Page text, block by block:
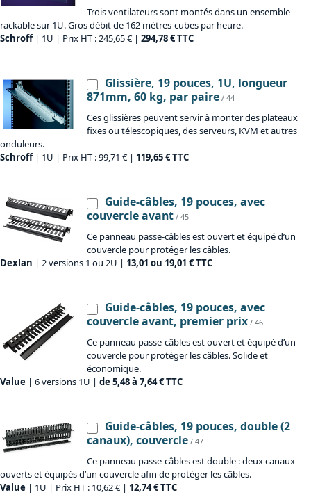
Trois ventilateurs sont montés dans un ensemble
rackable sur 1U. Gros débit de 162 mètres-cubes par heure.
Schroff| 1U | Prix HT : 245,65 € | 294,78 € TTC
Glissière, 19 pouces, 1U, longueur
871mm, 60 kg, par paire / 44
Ces glissières peuvent servir à monter des plateaux
fixes ou télescopiques, des serveurs, KVM et autres
onduleurs.
Schroff| 1U | Prix HT : 99,71 € | 119,65 € TTC
Guide-câbles, 19 pouces, avec
couvercle avant / 45
Ce panneau passe-câbles est ouvert et équipé d’un
couvercle pour protéger les câbles.
Dexlan | 2 versions 1 ou 2U | 13,01 ou 19,01 € TTC
Guide-câbles, 19 pouces, avec
couvercle avant, premier prix / 46
Ce panneau passe-câbles est ouvert et équipé d’un
couvercle pour protéger les câbles. Solide et
économique.
Value | 6 versions 1U | de 5,48 à 7,64 € TTC
Guide-câbles, 19 pouces, double (2
canaux), couvercle / 47
Ce panneau passe-câbles est double : deux canaux
ouverts et équipés d’un couvercle afin de protéger les câbles.
Value | 1U | Prix HT : 10,62 € | 12,74 € TTC